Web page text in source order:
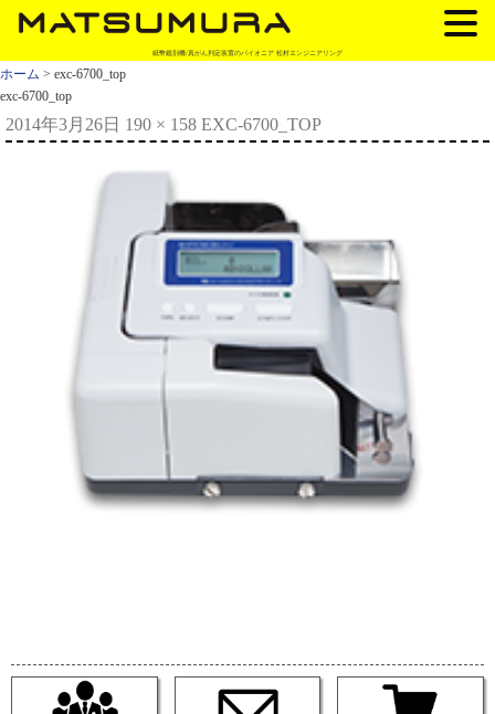
紙幣鑑別機/真がん判定装置のパイオニア 松村エンジニアリング
ホーム > exc-6700_top
exc-6700_top
2014年3月26日 190 × 158 EXC-6700_TOP